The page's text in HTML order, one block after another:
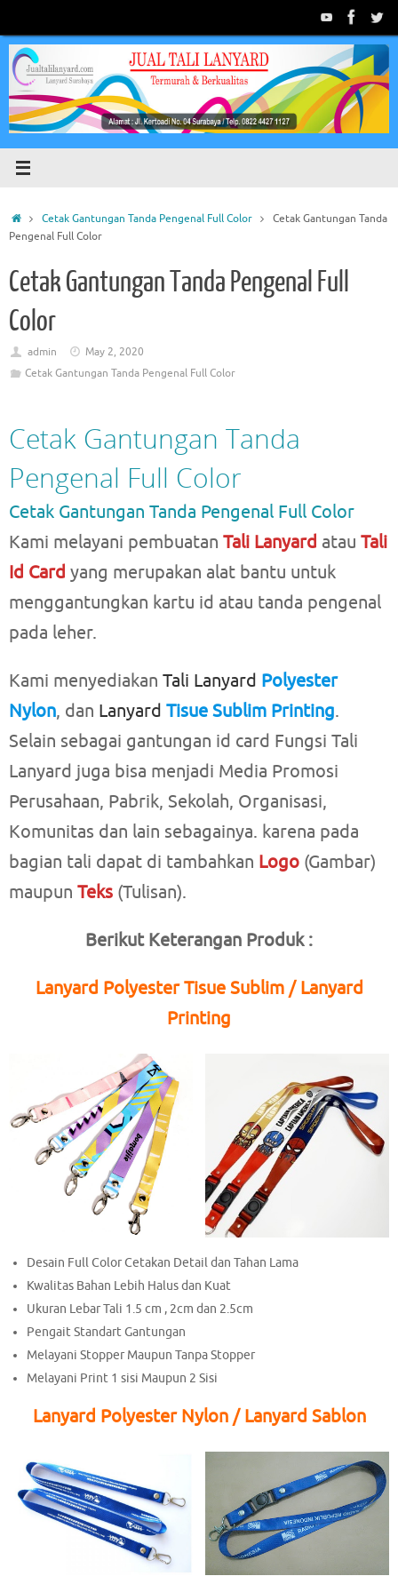
content
HomeCetak Gantungan Tanda Pengenal Full Color
Cetak Gantungan Tanda
Pengenal Full Color
Cetak Gantungan Tanda Pengenal Full
Color
admin
May 2, 2020
Cetak Gantungan Tanda Pengenal Full Color
Cetak Gantungan Tanda
Pengenal Full Color
Cetak Gantungan Tanda Pengenal Full Color
Kami melayani pembuatan Tali Lanyard atau Tali
Id Card yang merupakan alat bantu untuk
menggantungkan kartu id atau tanda pengenal
pada leher.
Kami menyediakan Tali Lanyard Polyester
Nylon, dan Lanyard Tisue Sublim Printing.
Selain sebagai gantungan id card Fungsi Tali
Lanyard juga bisa menjadi Media Promosi
Perusahaan, Pabrik, Sekolah, Organisasi,
Komunitas dan lain sebagainya. karena pada
bagian tali dapat di tambahkan Logo (Gambar)
maupun Teks (Tulisan).
Berikut Keterangan Produk :
Lanyard Polyester Tisue Sublim / Lanyard
Printing
Desain Full Color Cetakan Detail dan Tahan Lama
Kwalitas Bahan Lebih Halus dan Kuat
Ukuran Lebar Tali 1.5 cm , 2cm dan 2.5cm
Pengait Standart Gantungan
Melayani Stopper Maupun Tanpa Stopper
Melayani Print 1 sisi Maupun 2 Sisi
Lanyard Polyester Nylon / Lanyard Sablon